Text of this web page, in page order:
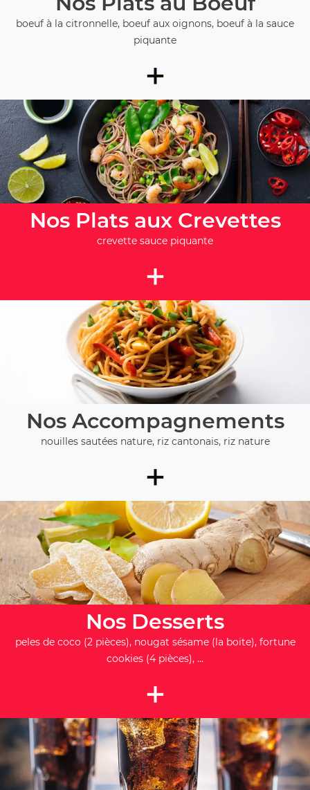
boeuf à la citronnelle, boeuf aux oignons, boeuf à la sauce
piquante
+
Nos Plats aux Crevettes
crevette sauce piquante
+
Nos Accompagnements
nouilles sautées nature, riz cantonais, riz nature
+
Nos Desserts
peles de coco (2 pièces), nougat sésame (la boite), fortune
cookies (4 pièces), ...
+